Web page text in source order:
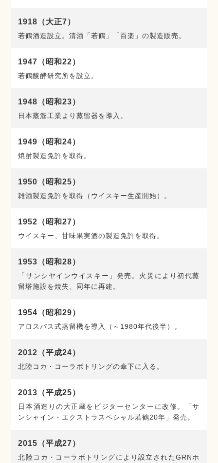
1918（大正7）
若鶴酒造設立。清酒「若鶴」「百楽」の製造販売。
1947（昭和22）
若鶴醗酵研究所を設立。
1948（昭和23）
日本蒸溜工業より蒸留器を導入。
1949（昭和24）
焼酎製造免許を取得。
1950（昭和25）
雑酒製造免許を取得（ウイスキー生産開始）。
1952（昭和27）
ウイスキー、甘味果実酒の製造免許を取得。
1953（昭和28）
「サンシヤインウイスキー」発売。火災により初代蒸
留塔施設を焼失、同年に再建。
1954（昭和29）
アロスパス式蒸留機を導入（～1980年代後半）。
2012（平成24）
北陸コカ・コーラボトリングの傘下に入る。
2013（平成25）
日本酒造りの大正蔵をビジターセンターに改修。「サ
ンシャイン・エクストラスペシャル若鶴20年」発売。
2015（平成27）
北陸コカ・コーラボトリングにより設立されたGRNホ